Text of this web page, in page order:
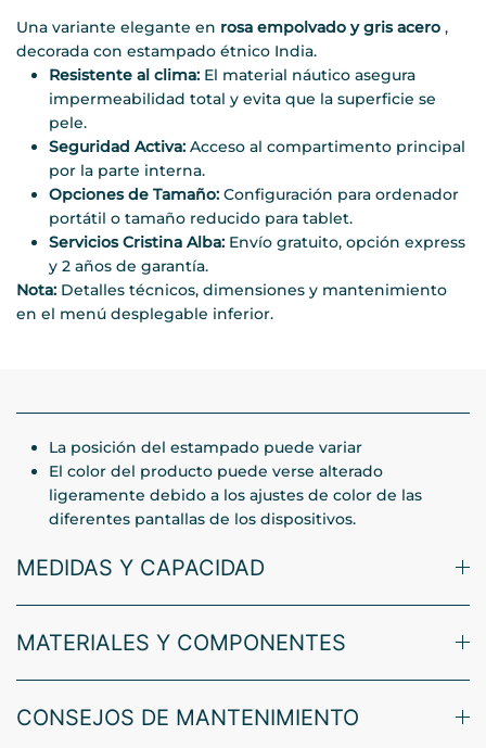
Una variante elegante en rosa empolvado y gris acero ,
decorada con estampado étnico India.
Resistente al clima: El material náutico asegura
impermeabilidad total y evita que la superficie se
pele.
Seguridad Activa: Acceso al compartimento principal
por la parte interna.
Opciones de Tamaño: Configuración para ordenador
portátil o tamaño reducido para tablet.
Servicios Cristina Alba: Envío gratuito, opción express
y 2 años de garantía.
Nota: Detalles técnicos, dimensiones y mantenimiento
en el menú desplegable inferior.
La posición del estampado puede variar
El color del producto puede verse alterado
ligeramente debido a los ajustes de color de las
diferentes pantallas de los dispositivos.
MEDIDAS Y CAPACIDAD
MATERIALES Y COMPONENTES
CONSEJOS DE MANTENIMIENTO